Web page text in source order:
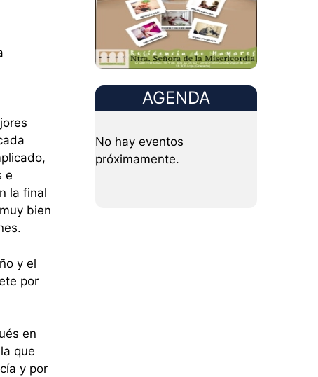
e
la final
bien
y el
por
en
que
y por
AGENDA
No hay eventos
próximamente.